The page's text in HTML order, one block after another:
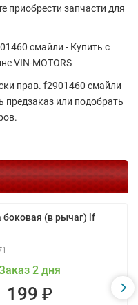
приобрести запчасти для
смайли - Купить с
VIN-MOTORS
прав. f2901460 смайли
или подобрать
боковая (в рычаг) lf
2 дня
199 ₽